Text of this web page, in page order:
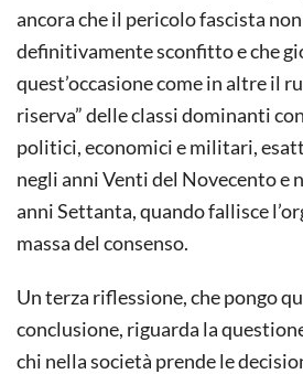
ancora che il pericolo fascista
definitivamente sconfitto e che
quest’occasione come in altre il
riserva” delle classi dominanti
politici, economici e militari,
negli anni Venti del Novecento e
anni Settanta, quando fallisce
massa del consenso.
Un terza riflessione, che pongo
conclusione, riguarda la
chi nella società prende le